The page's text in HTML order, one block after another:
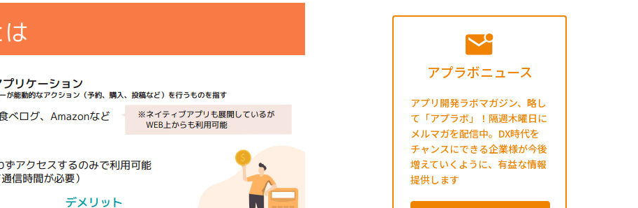
アプラボニュース
アプリ開発ラボマガジン、略し
て「アプラボ」！隔週木曜日に
メルマガを配信中。DX時代を
チャンスにできる企業様が今後
増えていくように、有益な情報
提供します